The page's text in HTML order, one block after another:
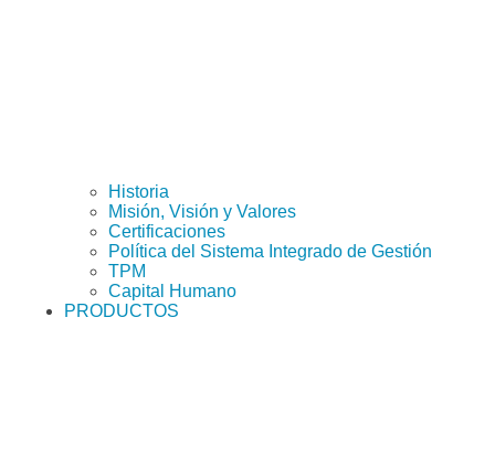
Historia
Misión, Visión y Valores
Certificaciones
Política del Sistema Integrado de Gestión
TPM
Capital Humano
PRODUCTOS